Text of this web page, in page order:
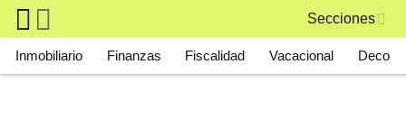
Skip to main content
Secciones
Main navigation
Inmobiliario Finanzas Fiscalidad Vacacional Deco